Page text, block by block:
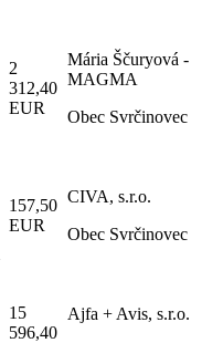
2
312,40
EUR
Mária Ščuryová -
MAGMA
Obec Svrčinovec
157,50
EUR
CIVA, s.r.o.
Obec Svrčinovec
15
596,40
Ajfa + Avis, s.r.o.